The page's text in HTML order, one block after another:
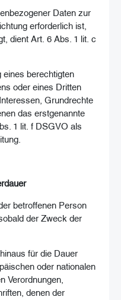
Daten zur
erforderlich ist,
dient Art. 6 Abs. 1 lit. c
eines berechtigten
oder eines Dritten
Grundrechte
das erstgenannte
1 lit. f DSGVO als
betroffenen Person
der Zweck der
für die Dauer
oder nationalen
Verordnungen,
denen der